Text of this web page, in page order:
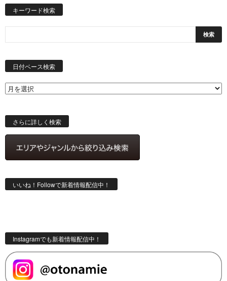
キーワード検索
日付ベース検索
さらに詳しく検索
いいね！Followで新着情報配信中！
Instagramでも新着情報配信中！